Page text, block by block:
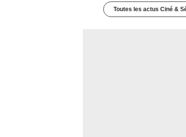
Toutes les actus Ciné &